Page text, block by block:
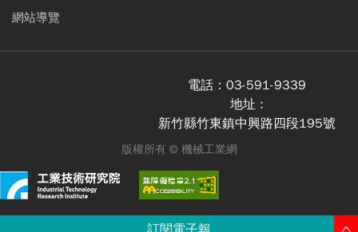
網站導覽
電話： 03-591-9339
地址 :
新竹縣竹東鎮中興路四段195號
版權所有 © 機械工業網